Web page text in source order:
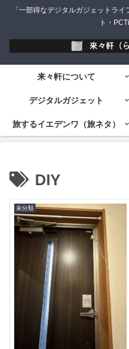
「一部得なデジタルガジェットラ
ト・
来々軒について
デジタルガジェット
旅するイエデンワ（旅ネタ）
DIY
未分類